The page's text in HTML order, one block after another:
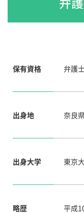
保有資格 弁護
出身地 奈良
出身大学 東京
略歴
平成